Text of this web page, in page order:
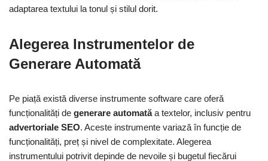
adaptarea textului la tonul și stilul dorit.
Alegerea Instrumentelor de
Generare Automată
Pe piață există diverse instrumente software care oferă
funcționalități de generare automatăa textelor, inclusiv pentru
advertoriale SEO. Aceste instrumente variază în funcție de
funcționalități, preț și nivel de complexitate. Alegerea
instrumentului potrivit depinde de nevoile și bugetul fiecărui